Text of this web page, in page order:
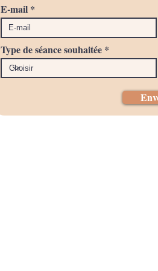
E-mail
Type de séance souhaitée